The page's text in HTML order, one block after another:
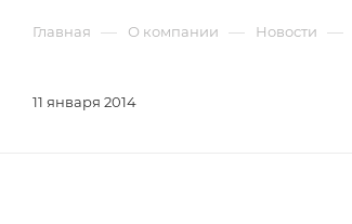
Главная — О компании — Новости —
11 января 2014